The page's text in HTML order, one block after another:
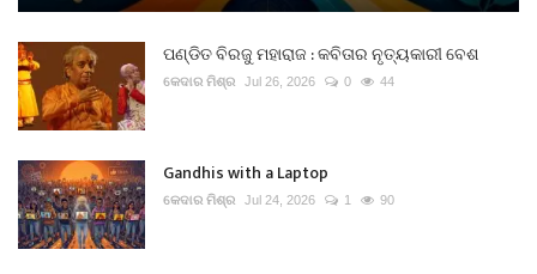
ପଣ୍ଡିତ ବିରଜୁ ମହାରାଜ : କବିତାର ନୃତ୍ୟକାରୀ ବେଶ
କେଦାର ମିଶ୍ର Jul 26, 2026 0 44
Gandhis with a Laptop
କେଦାର ମିଶ୍ର Jul 24, 2026 1 90